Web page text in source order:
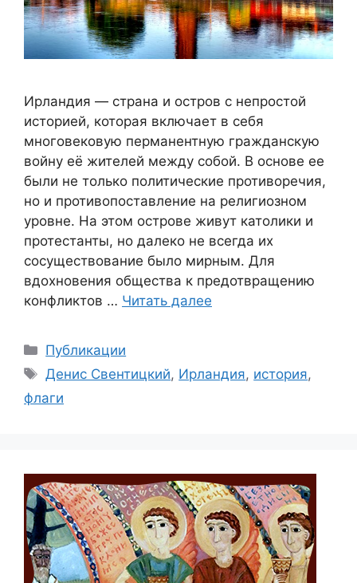
Ирландия — страна и остров с непростой
историей, которая включает в себя
многовековую перманентную гражданскую
войну её жителей между собой. В основе ее
были не только политические противоречия,
но и противопоставление на религиозном
уровне. На этом острове живут католики и
протестанты, но далеко не всегда их
сосуществование было мирным. Для
вдохновения общества к предотвращению
конфликтов … Читать далее
Рубрики
Публикации
Метки
Денис Свентицкий, Ирландия, история,
флаги